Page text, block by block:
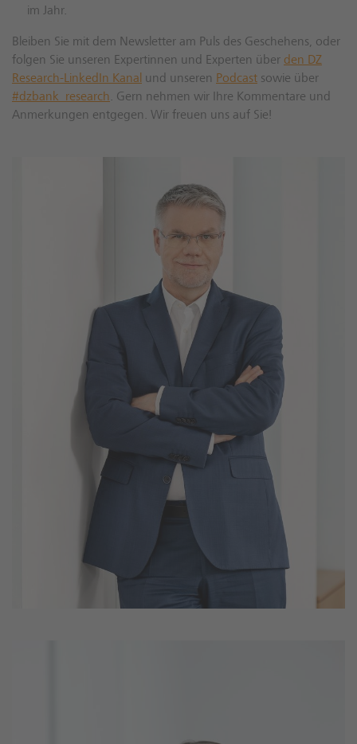
im Jahr.
Bleiben Sie mit dem Newsletter am Puls des Geschehens, oder
folgen Sie unseren Expertinnen und Experten über den DZ
Research-LinkedIn Kanal und unseren Podcast sowie über
#dzbank_research . Gern nehmen wir Ihre Kommentare und
Anmerkungen entgegen. Wir freuen uns auf Sie!